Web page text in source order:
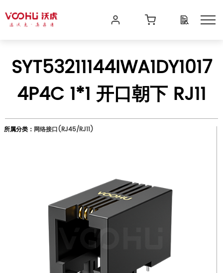
SYT53211144IWA1DY1017
4P4C 1*1 开口朝下 RJ11
所属分类： 网络接口(RJ45/RJ11)